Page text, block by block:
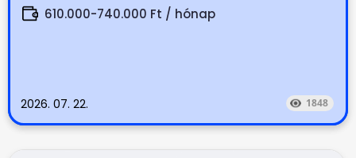
610.000-740.000 Ft / hónap
2026. 07. 22. 1848